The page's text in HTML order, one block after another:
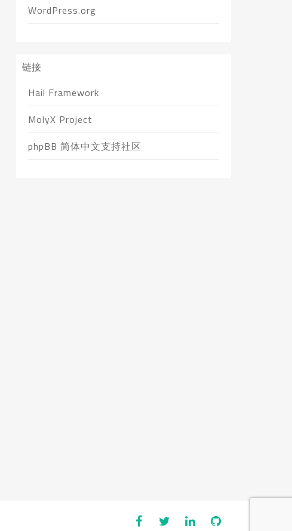
WordPress.org
链接
Hail Framework
MolyX Project
phpBB 简体中文支持社区